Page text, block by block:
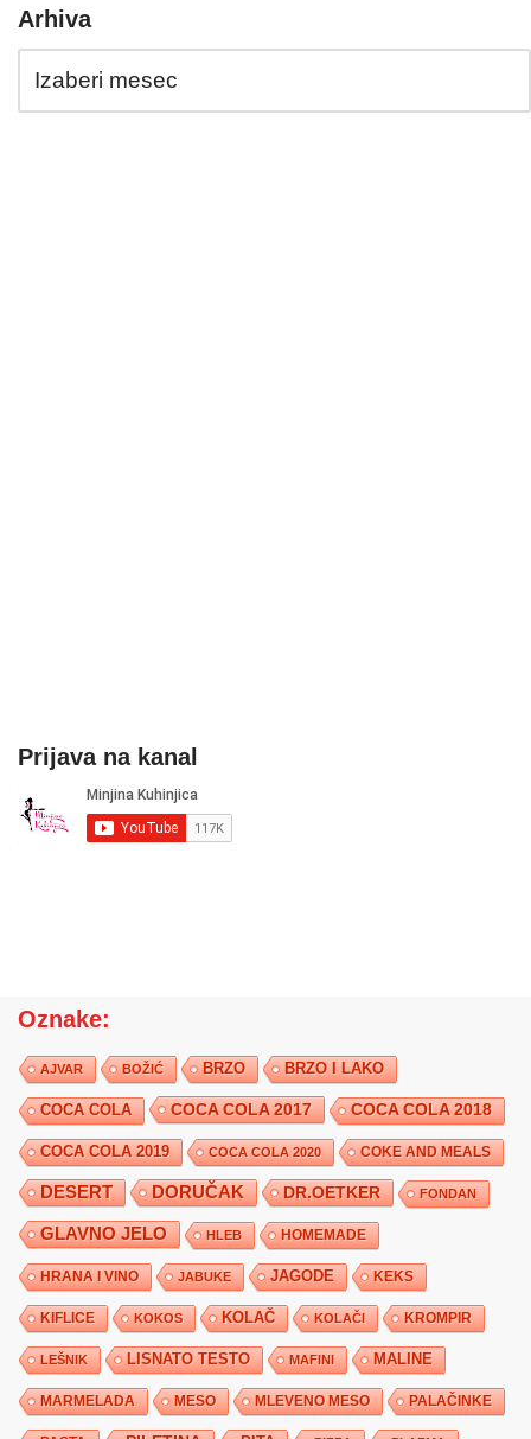
Arhiva
Prijava na kanal
Oznake:
AJVAR BOŽIĆ BRZO BRZO I LAKO
COCA COLA COCA COLA 2017 COCA COLA 2018
COCA COLA 2019 COCA COLA 2020 COKE AND MEALS
DESERT DORUČAK DR.OETKER FONDAN
GLAVNO JELO HLEB HOMEMADE
HRANA I VINO JABUKE JAGODE KEKS
KIFLICE KOKOS KOLAČ KOLAČI KROMPIR
LEŠNIK LISNATO TESTO MAFINI MALINE
MARMELADA MESO MLEVENO MESO PALAČINKE